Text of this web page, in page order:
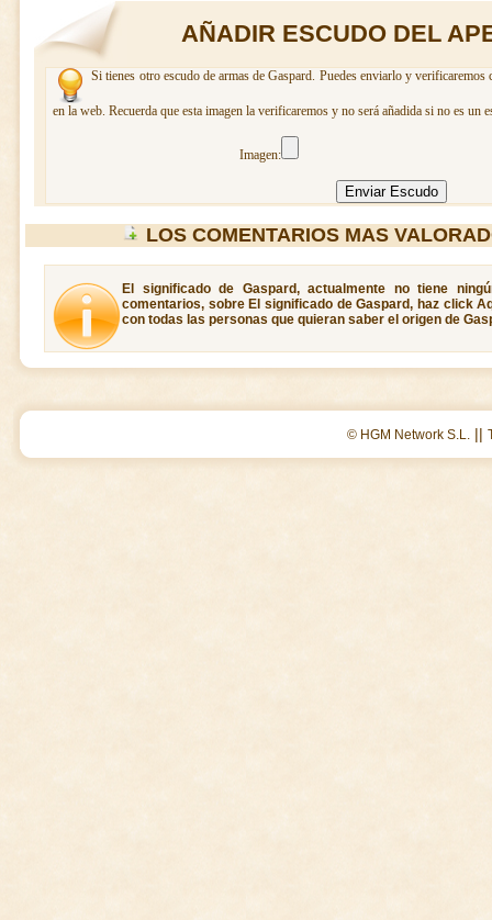
AÑADIR ESCUDO DEL
Si tienes otro escudo de armas de Gaspard. Puedes enviarlo y
en la web. Recuerda que esta imagen la verificaremos y no será añadida si no es un
Imagen:
LOS COMENTARIOS MAS
El significado de Gaspard, actualmente no tiene
comentarios, sobre El significado de Gaspard, haz click
con todas las personas que quieran saber el origen de
© HGM Network S.L. ||